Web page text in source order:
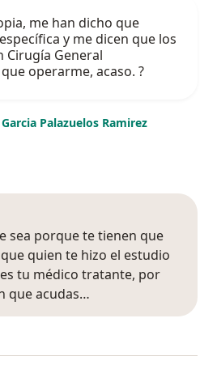
me han dicho que
y me dicen que los
Cirugía General
operarme, acaso. ?
Palazuelos Ramirez
sea porque te tienen que
quien te hizo el estudio
tu médico tratante, por
que acudas…